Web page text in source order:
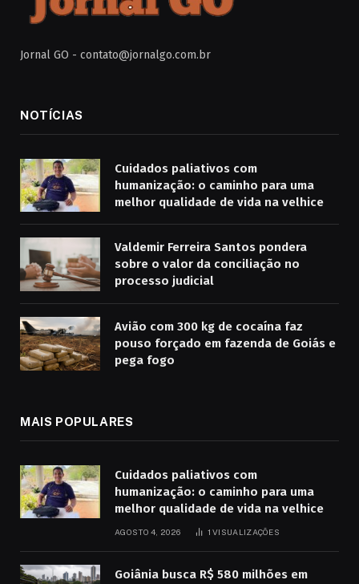
Jornal GO - contato@jornalgo.com.br
NOTÍCIAS
Cuidados paliativos com
humanização: o caminho para uma
melhor qualidade de vida na velhice
Valdemir Ferreira Santos pondera
sobre o valor da conciliação no
processo judicial
Avião com 300 kg de cocaína faz
pouso forçado em fazenda de Goiás e
pega fogo
MAIS POPULARES
Cuidados paliativos com
humanização: o caminho para uma
melhor qualidade de vida na velhice
AGOSTO 4, 2026 1VISUALIZAÇÕES
Goiânia busca R$ 580 milhões em